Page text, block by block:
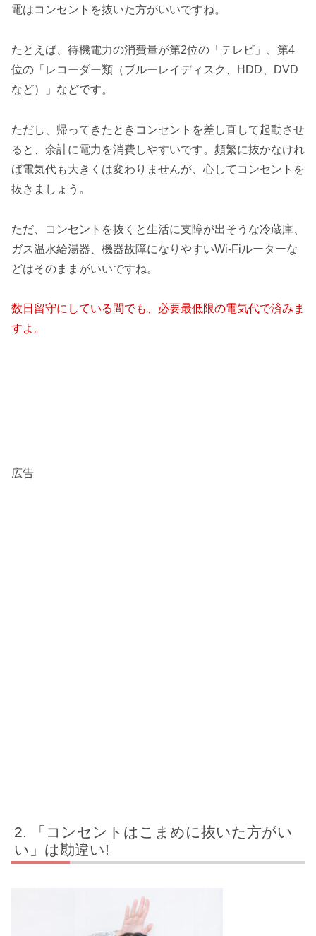
電はコンセントを抜いた方がいいですね。
たとえば、待機電力の消費量が第2位の「テレビ」、第4
位の「レコーダー類（ブルーレイディスク、HDD、DVD
など）」などです。
ただし、帰ってきたときコンセントを差し直して起動させ
ると、余計に電力を消費しやすいです。頻繁に抜かなけれ
ば電気代も大きくは変わりませんが、心してコンセントを
抜きましょう。
ただ、コンセントを抜くと生活に支障が出そうな冷蔵庫、
ガス温水給湯器、機器故障になりやすいWi-Fiルーターな
どはそのままがいいですね。
数日留守にしている間でも、必要最低限の電気代で済みま
すよ。
広告
「コンセントはこまめに抜いた方がい
い」は勘違い!